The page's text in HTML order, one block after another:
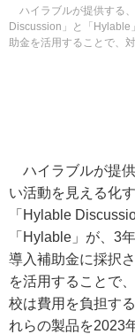
ハイラブルが提供する
Discussion」と「Hylable
助金を活用することで、
ハイラブルが提
い活動を見える化
「Hylable
「Hylable」が、3
導入補助金に採択
を活用することで
校は費用を負担す
れらの製品を2023